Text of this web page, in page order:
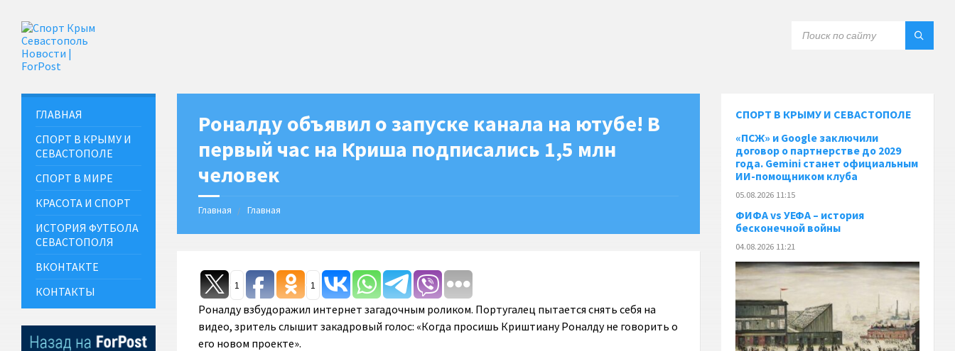
Роналду объявил о запуске канала на ютубе! В
первый час на Криша подписались 1,5 млн
человек
Главная Главная
1 1
Роналду взбудоражил интернет загадочным роликом. Португалец пытается снять себя на
видео, зритель слышит закадровый голос: «Когда просишь Криштиану Роналду не говорить о
его новом проекте».
ГЛАВНАЯ
СПОРТ В КРЫМУ И
СЕВАСТОПОЛЕ
СПОРТ В МИРЕ
КРАСОТА И СПОРТ
ИСТОРИЯ ФУТБОЛА
СЕВАСТОПОЛЯ
ВКОНТАКТЕ
КОНТАКТЫ
СПОРТ В КРЫМУ И СЕВАСТОПОЛЕ
«ПСЖ» и Google заключили
договор о партнерстве до 2029
года. Gemini станет официальным
ИИ-помощником клуба
05.08.2026 11:15
ФИФА vs УЕФА – история
бесконечной войны
04.08.2026 11:21